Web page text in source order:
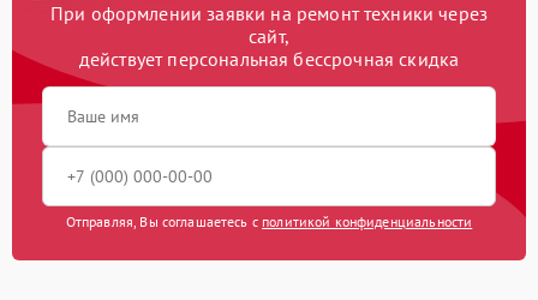
При оформлении заявки на ремонт техники через
сайт,
действует персональная бессрочная скидка
Отправляя, Вы соглашаетесь с политикой конфиденциальности